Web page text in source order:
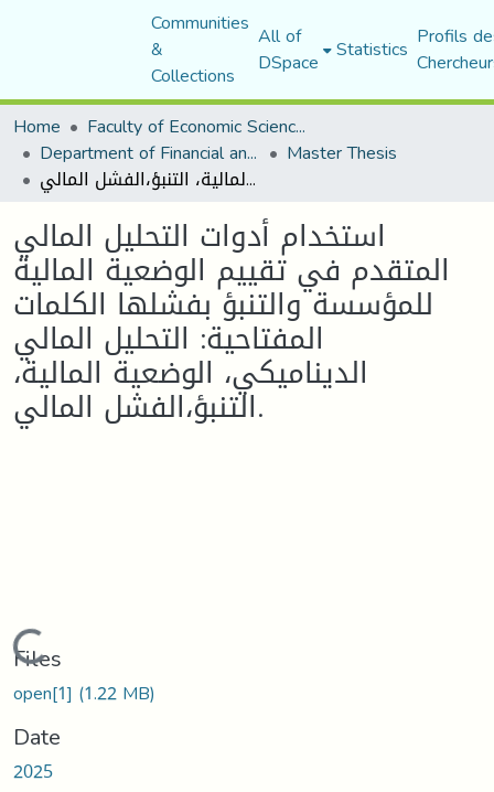
Communities
&
Collections
All of
DSpace Statistics Profils
Home
Faculty of Economic Sciences, Commerce and Management Sciences
Department of Financial and Accounting Sciences Master Thesis
استخدام أدوات التحليل المالي المتقدم في تقييم الوضعية المالية للمؤسسة والتنبؤ بفشلها الكلمات المفتاحية: التحليل المالي الديناميكي، الوضعية المالية، التنبؤ،الفشل المالي.
استخدام أدوات التحليل المالي
المتقدم في تقييم الوضعية المالية
للمؤسسة والتنبؤ بفشلها الكلمات
المفتاحية: التحليل المالي
الديناميكي، الوضعية المالية،
التنبؤ،الفشل المالي.
Loading...
Files
open[1] (1.22 MB)
Date
2025